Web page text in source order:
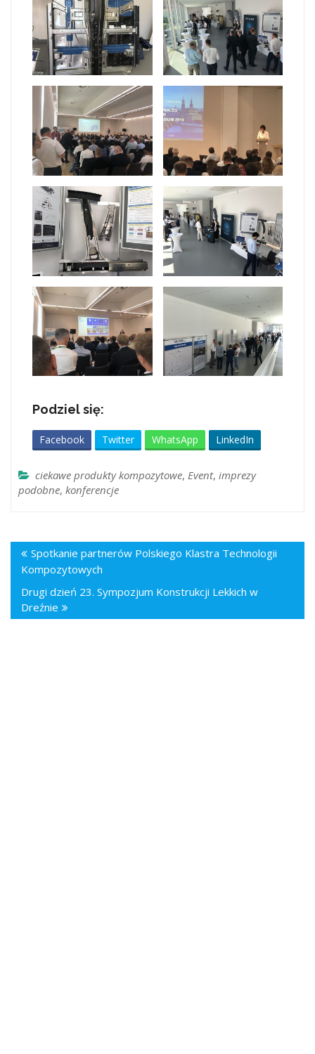
Podziel się:
Facebook Twitter WhatsApp LinkedIn
ciekawe produkty kompozytowe, Event, imprezy
podobne, konferencje
Spotkanie partnerów Polskiego Klastra Technologii
Kompozytowych
Drugi dzień 23. Sympozjum Konstrukcji Lekkich w
Dreźnie